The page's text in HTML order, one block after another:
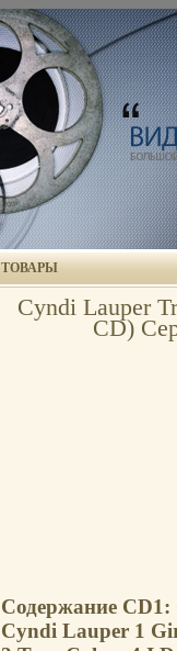
ТОВАРЫ
Cyndi Lauper
CD)
Содержание
Cyndi Lauper 1